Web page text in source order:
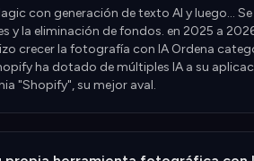
con generación de texto AI y luego...
y la eliminación de fondos. en 2025 a
crecer la fotografía con IA Ordena
ha dotado de múltiples IA a su
"Shopify", su mejor aval.